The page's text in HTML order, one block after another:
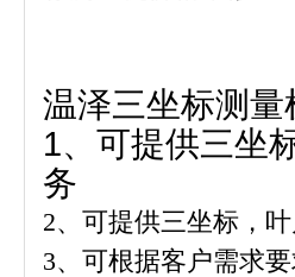
温泽三坐标测
1、 可提供三坐
务
2、可提供三坐标，
3、可根据客户需求